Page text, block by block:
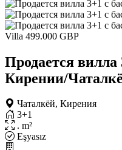
Villa 499.000 GBP
Продается вилла
Кирении/
Чаталкёй, Кирения
3+1
. m²
Eşyasız